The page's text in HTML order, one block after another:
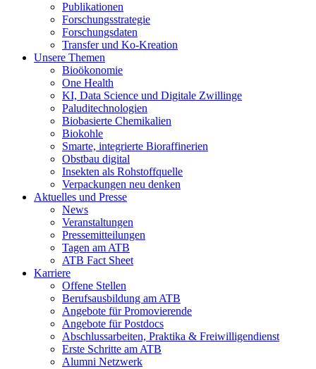
Publikationen
Forschungsstrategie
Forschungsdaten
Transfer und Ko-Kreation
Unsere Themen
Bioökonomie
One Health
KI, Data Science und Digitale Zwillinge
Paluditechnologien
Biobasierte Chemikalien
Biokohle
Smarte, integrierte Bioraffinerien
Obstbau digital
Insekten als Rohstoffquelle
Verpackungen neu denken
Aktuelles und Presse
News
Veranstaltungen
Pressemitteilungen
Tagen am ATB
ATB Fact Sheet
Karriere
Offene Stellen
Berufsausbildung am ATB
Angebote für Promovierende
Angebote für Postdocs
Abschlussarbeiten, Praktika & Freiwilligendienst
Erste Schritte am ATB
Alumni Netzwerk